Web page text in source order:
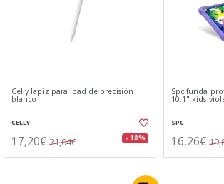
Celly lapiz para ipad de precisión
blanco
CELLY
17,20€ 21,04€ - 18%
Spc funda
10.1" kids
SPC
16,26€